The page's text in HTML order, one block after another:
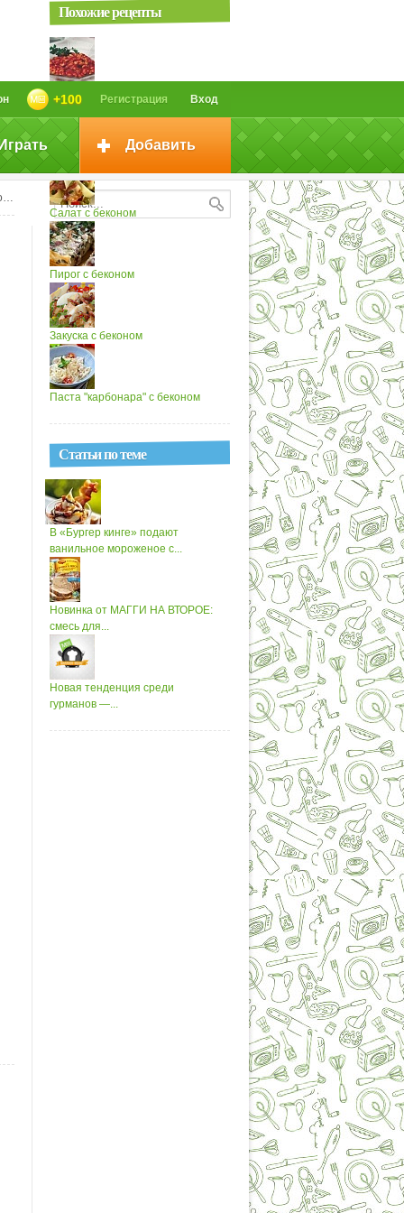
Вход
Регистрация
+100
Добавить
Похожие рецепты
Бобовые в соусе (2)
Салат с беконом
Пирог с беконом
Закуска с беконом
Паста "карбонара" с беконом
Статьи по теме
В «Бургер кинге» подают
ванильное мороженое с...
Новинка от МАГГИ НА ВТОРОЕ:
смесь для...
Новая тенденция среди
гурманов —...